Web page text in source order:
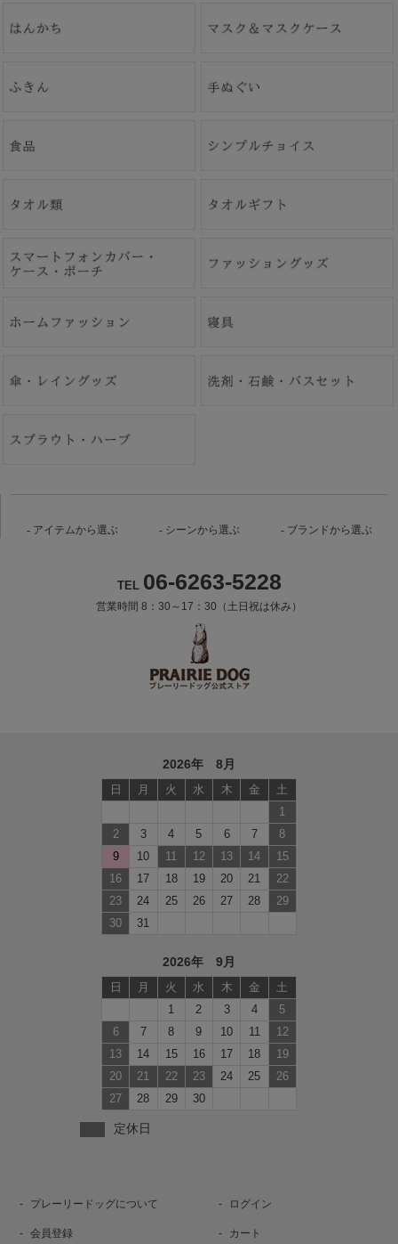
アイテムから選ぶ シーンから選ぶ ブランドから選ぶ
TEL 06-6263-5228
営業時間 8：30～17：30（土日祝は休み）
2026年 8月
日 月 火 水 木 金
土
1
2
3 4 5 6 7
8
9
10 11 12 13 14
15
16
17 18 19 20 21
22
23
24 25 26 27 28
29
30
31
2026年 9月
日 月 火 水 木 金
土
1
2 3 4
5
6
7 8 9 10 11
12
13
14 15 16 17 18
19
20
21 22 23 24 25
26
27
28 29 30
定休日
プレーリードッグについて ログイン
会員登録 カート